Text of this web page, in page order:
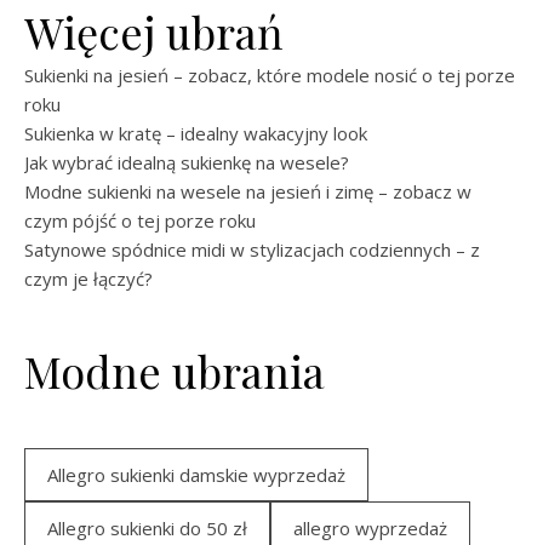
Więcej ubrań
Sukienki na jesień – zobacz, które modele nosić o tej porze
roku
Sukienka w kratę – idealny wakacyjny look
Jak wybrać idealną sukienkę na wesele?
Modne sukienki na wesele na jesień i zimę – zobacz w
czym pójść o tej porze roku
Satynowe spódnice midi w stylizacjach codziennych – z
czym je łączyć?
Modne ubrania
Allegro sukienki damskie wyprzedaż
Allegro sukienki do 50 zł allegro wyprzedaż